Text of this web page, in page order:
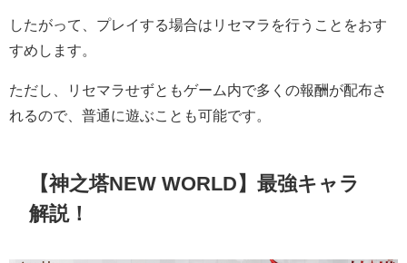
したがって、プレイする場合はリセマラを行うことをおす
すめします。
ただし、リセマラせずともゲーム内で多くの報酬が配布さ
れるので、普通に遊ぶことも可能です。
【神之塔NEW WORLD】最強キャラ
解説！